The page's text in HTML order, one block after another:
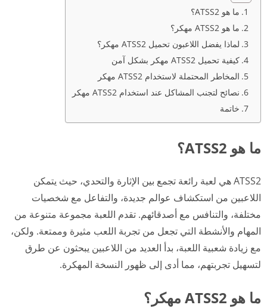
ما هو ATSS2؟
ما هو ATSS2 مهكر؟
لماذا يفضل اللاعبون تحميل ATSS2 مهكر؟
كيفية تحميل ATSS2 مهكر بشكل آمن
المخاطر المحتملة لاستخدام ATSS2 مهكر
نصائح لتجنب المشاكل عند استخدام ATSS2 مهكر
خاتمة
ما هو ATSS2؟
ATSS2 هي لعبة رائعة تجمع بين الإثارة والتحدي، حيث يتمكن
اللاعبين من استكشاف عوالم جديدة، والتفاعل مع شخصيات
مختلفة، والتنافس مع أصدقائهم. تقدم اللعبة مجموعة متنوعة من
المهام والأنشطة التي تجعل من تجربة اللعب مثيرة وممتعة. ولكن،
مع زيادة شعبية اللعبة، بدأ العديد من اللاعبين يبحثون عن طرق
لتسهيل تجربتهم، مما أدى إلى ظهور النسخة المهكرة.
ما هو ATSS2 مهكر؟